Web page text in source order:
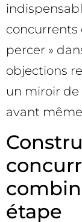
concurrents
percer »
objections
un miroir
avant
étape